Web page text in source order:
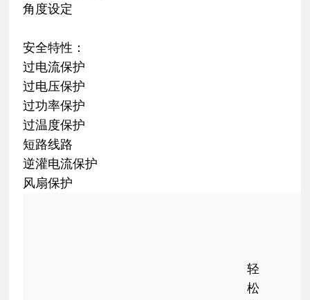
角度设定
安全特性：
过电流保护
过电压保护
过功率保护
过温度保护
短路线路
逆灌电流保护
风扇保护
轻
松